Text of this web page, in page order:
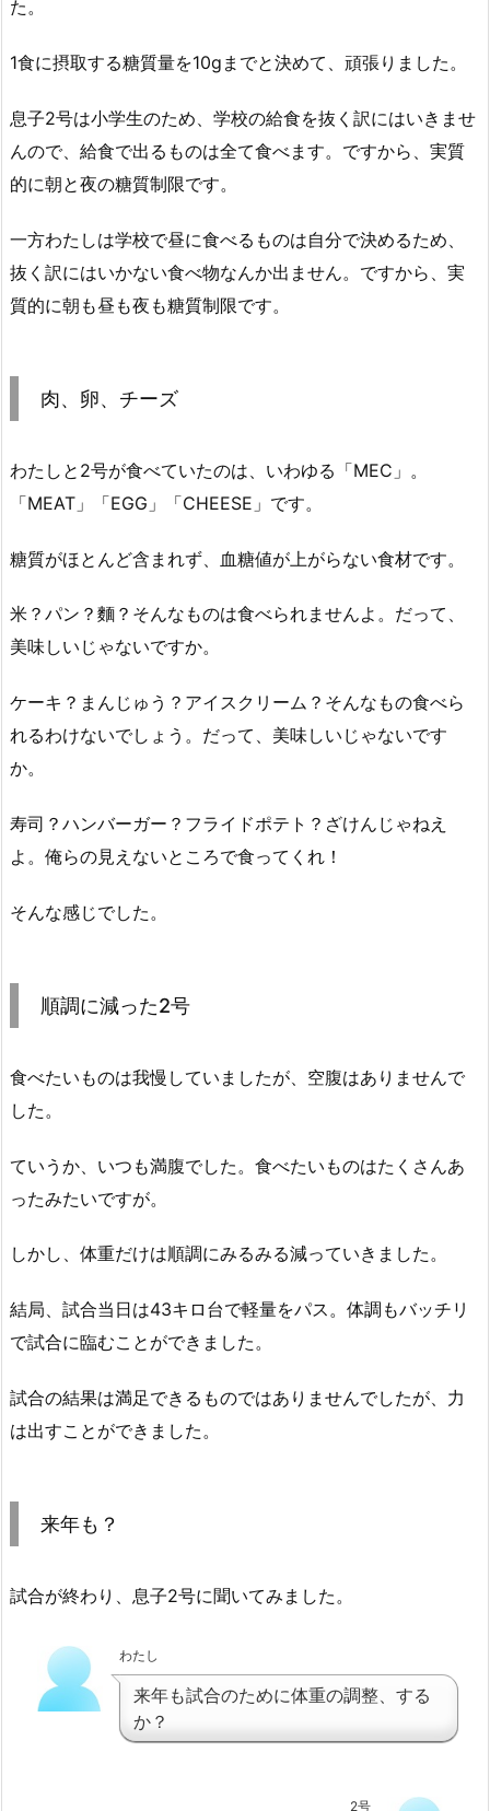
た。
1食に摂取する糖質量を10gまでと決めて、頑張りました。
息子2号は小学生のため、学校の給食を抜く訳にはいきませ
んので、給食で出るものは全て食べます。ですから、実質
的に朝と夜の糖質制限です。
一方わたしは学校で昼に食べるものは自分で決めるため、
抜く訳にはいかない食べ物なんか出ません。ですから、実
質的に朝も昼も夜も糖質制限です。
肉、卵、チーズ
わたしと2号が食べていたのは、いわゆる「MEC」。
「MEAT」「EGG」「CHEESE」です。
糖質がほとんど含まれず、血糖値が上がらない食材です。
米？パン？麵？そんなものは食べられませんよ。だって、
美味しいじゃないですか。
ケーキ？まんじゅう？アイスクリーム？そんなもの食べら
れるわけないでしょう。だって、美味しいじゃないです
か。
寿司？ハンバーガー？フライドポテト？ざけんじゃねえ
よ。俺らの見えないところで食ってくれ！
そんな感じでした。
順調に減った2号
食べたいものは我慢していましたが、空腹はありませんで
した。
ていうか、いつも満腹でした。食べたいものはたくさんあ
ったみたいですが。
しかし、体重だけは順調にみるみる減っていきました。
結局、試合当日は43キロ台で軽量をパス。体調もバッチリ
で試合に臨むことができました。
試合の結果は満足できるものではありませんでしたが、力
は出すことができました。
来年も？
試合が終わり、息子2号に聞いてみました。
わたし
来年も試合のために体重の調整、する
か？
2号